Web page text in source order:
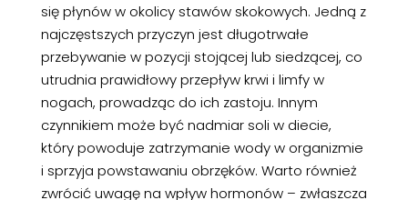
się płynów w okolicy stawów skokowych. Jedną z
najczęstszych przyczyn jest długotrwałe
przebywanie w pozycji stojącej lub siedzącej, co
utrudnia prawidłowy przepływ krwi i limfy w
nogach, prowadząc do ich zastoju. Innym
czynnikiem może być nadmiar soli w diecie,
który powoduje zatrzymanie wody w organizmie
i sprzyja powstawaniu obrzęków. Warto również
zwrócić uwagę na wpływ hormonów – zwłaszcza